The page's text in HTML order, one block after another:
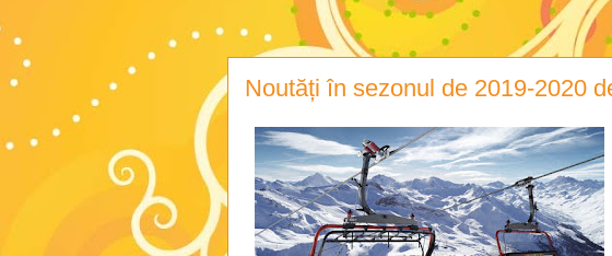
Noutăți în sezonul de 2019-2020